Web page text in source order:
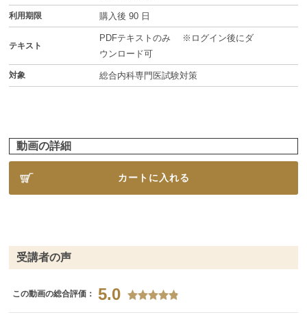
利用期限 購入後 90 日
テキスト
PDFテキストのみ ※ログイン後にダ
ウンロード可
対象 総合内科専門医試験対策
動画の詳細
カートに入れる
受講者の声
この動画の総合評価： 5.0